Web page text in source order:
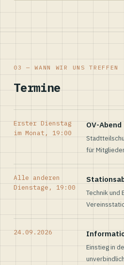
03 — WANN WIR UNS TREFFEN
Termine
Erster Dienstag
im Monat, 19:00
OV-Abend
für
Alle anderen
Dienstage, 19:00
Technik und
24.09.2026
Einstieg in